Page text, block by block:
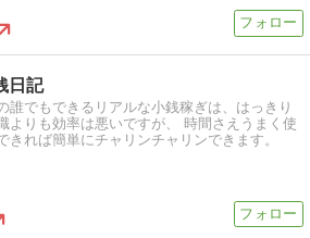
日記
誰でもできるリアルな小銭稼ぎは、はっきり
よりも効率は悪いですが、 時間さえうまく使
きれば簡単にチャリンチャリンできます。